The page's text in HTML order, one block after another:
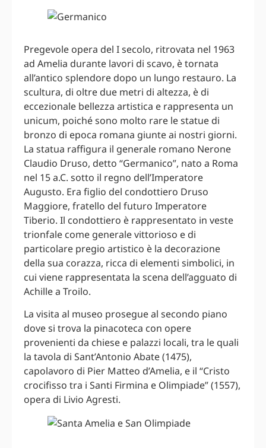
Pregevole opera del I secolo, ritrovata nel 1963
ad Amelia durante lavori di scavo, è tornata
all’antico splendore dopo un lungo restauro. La
scultura, di oltre due metri di altezza, è di
eccezionale bellezza artistica e rappresenta un
unicum, poiché sono molto rare le statue di
bronzo di epoca romana giunte ai nostri giorni.
La statua raffigura il generale romano Nerone
Claudio Druso, detto “Germanico”, nato a Roma
nel 15 a.C. sotto il regno dell’Imperatore
Augusto. Era figlio del condottiero Druso
Maggiore, fratello del futuro Imperatore
Tiberio. Il condottiero è rappresentato in veste
trionfale come generale vittorioso e di
particolare pregio artistico è la decorazione
della sua corazza, ricca di elementi simbolici, in
cui viene rappresentata la scena dell’agguato di
Achille a Troilo.
La visita al museo prosegue al secondo piano
dove si trova la pinacoteca con opere
provenienti da chiese e palazzi locali, tra le quali
la tavola di Sant’Antonio Abate (1475),
capolavoro di Pier Matteo d’Amelia, e il “Cristo
crocifisso tra i Santi Firmina e Olimpiade” (1557),
opera di Livio Agresti.